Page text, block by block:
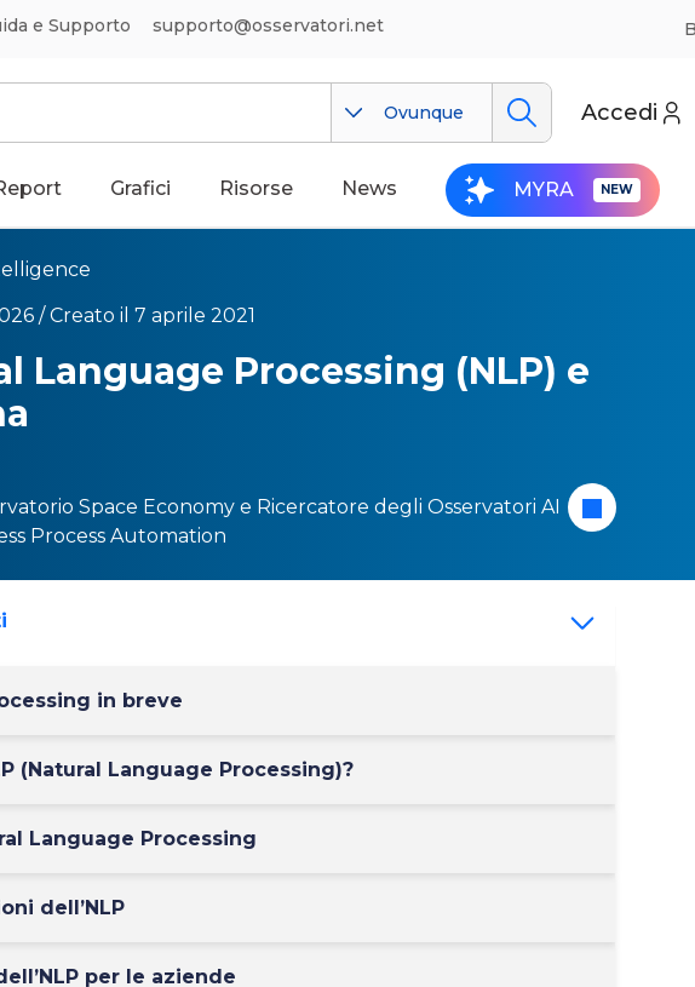
e Supporto supporto@osservatori.net
Ovunque Accedi
Grafici Risorse News MYRA
/ Creato il 7 aprile 2021
Language Processing (NLP) e
Space Economy e Ricercatore degli Osservatori AI
Process Automation
in breve
(Natural Language Processing)?
Language Processing
dell’NLP
per le aziende